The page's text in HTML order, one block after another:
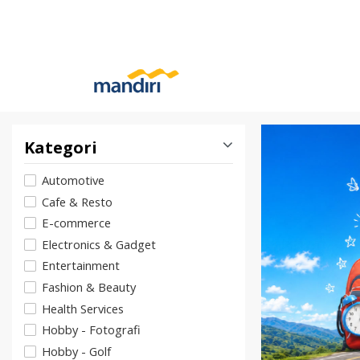
Kategori
Automotive
Cafe & Resto
E-commerce
Electronics & Gadget
Entertainment
Fashion & Beauty
Health Services
Hobby - Fotografi
Hobby - Golf